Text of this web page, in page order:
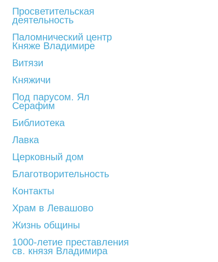
Просветительская
деятельность
Паломнический центр
Княже Владимире
Витязи
Княжичи
Под парусом. Ял
Серафим
Библиотека
Лавка
Церковный дом
Благотворительность
Контакты
Храм в Левашово
Жизнь общины
1000-летие преставления
св. князя Владимира